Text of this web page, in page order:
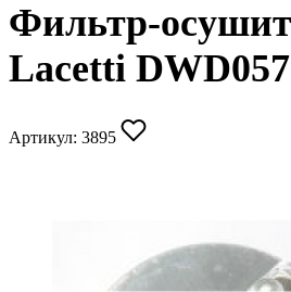
Фильтр-
Lacetti DWD057
Артикул: 3895